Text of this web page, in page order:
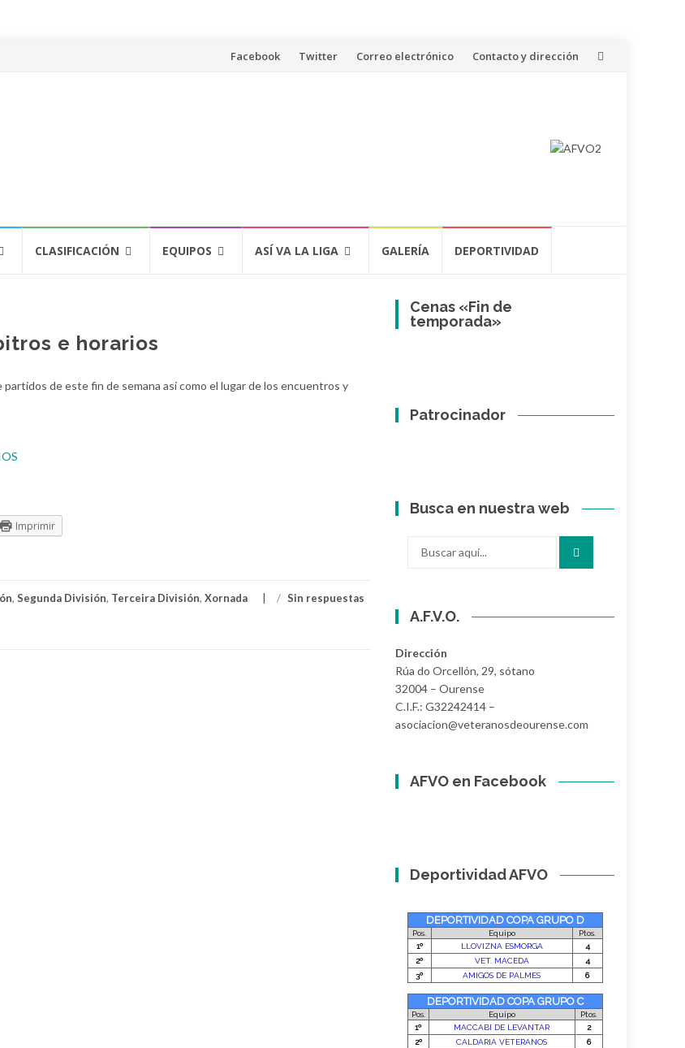
Saltar
Facebook Twitter Correo electrónico Contacto y dirección
CLASIFICACIÓN EQUIPOS ASÍ VA LA LIGA GALERÍA DEPORTIVIDAD
e horarios
de este fin de semana así como el lugar de los encuentros y
Imprimir
, Segunda División, Terceira División, Xornada / Sin respuestas
Cenas «Fin de
temporada»
Patrocinador
Busca en nuestra web
A.F.V.O.
Dirección
Rúa do Orcellón, 29, sótano
32004 – Ourense
C.I.F.: G32242414 –
asociacion@veteranosdeourense.com
AFVO en Facebook
Deportividad AFVO